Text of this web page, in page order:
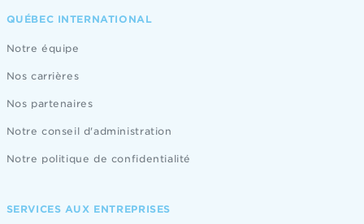
QUÉBEC INTERNATIONAL
Notre équipe
Nos carrières
Nos partenaires
Notre conseil d'administration
Notre politique de confidentialité
SERVICES AUX ENTREPRISES